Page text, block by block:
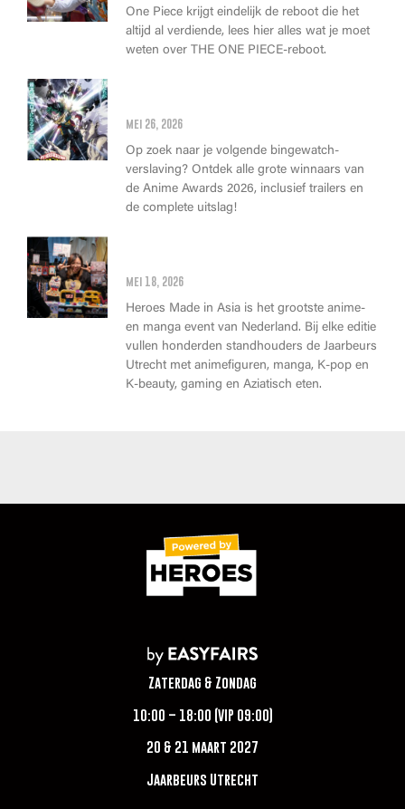
One Piece krijgt eindelijk de reboot die het
altijd al verdiende, lees hier alles wat je moet
weten over THE ONE PIECE-reboot.
mei 26, 2026
Op zoek naar je volgende bingewatch-
verslaving? Ontdek alle grote winnaars van
de Anime Awards 2026, inclusief trailers en
de complete uitslag!
mei 18, 2026
Heroes Made in Asia is het grootste anime-
en manga event van Nederland. Bij elke editie
vullen honderden standhouders de Jaarbeurs
Utrecht met animefiguren, manga, K-pop en
K-beauty, gaming en Aziatisch eten.
Zaterdag & Zondag
10:00 – 18:00 (VIP 09:00)
20 & 21 maart 2027
Jaarbeurs Utrecht